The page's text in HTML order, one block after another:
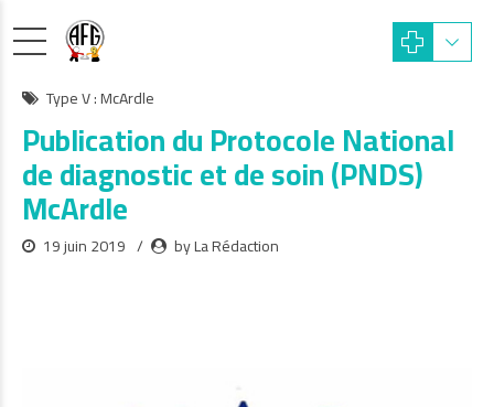
Type V : McArdle
Publication du Protocole National
de diagnostic et de soin (PNDS)
McArdle
19 juin 2019 by La Rédaction